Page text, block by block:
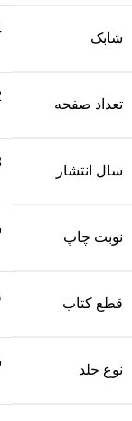
شابک
تعداد صفحه
سال انتشار
نوبت چاپ
قطع کتاب
نوع جلد